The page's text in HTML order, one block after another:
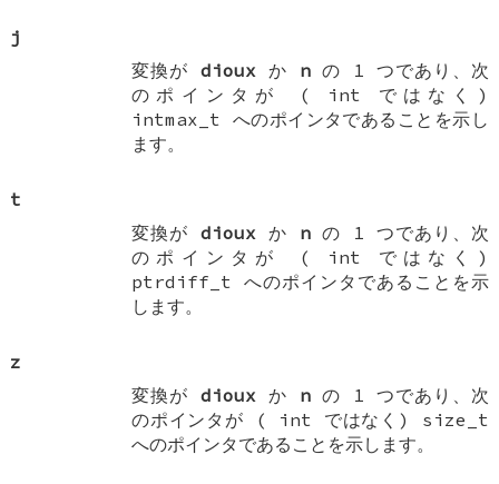
j
変換が diouxか nの 1 つであり、次
のポインタが (
int ではなく)
intmax_t へのポインタであることを示し
ます。
t
変換が diouxか nの 1 つであり、次
のポインタが (
int ではなく)
ptrdiff_t へのポインタであることを示
します。
z
変換が diouxか nの 1 つであり、次
のポインタが ( int ではなく) size_t
へのポインタであることを示します。